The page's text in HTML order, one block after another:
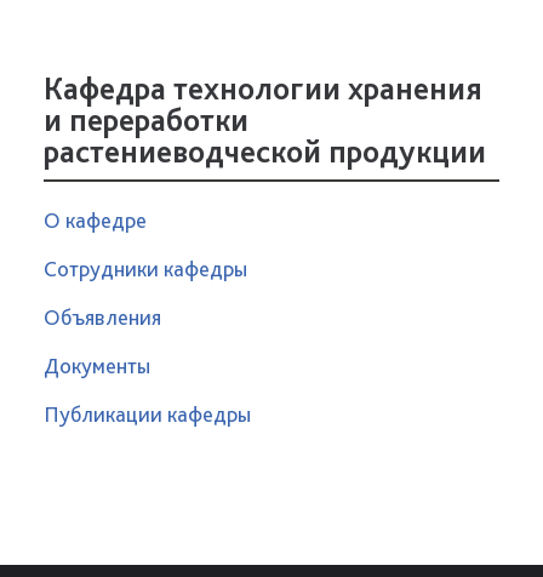
Кафедра технологии хранения
и переработки
растениеводческой продукции
О кафедре
Сотрудники кафедры
Объявления
Документы
Публикации кафедры